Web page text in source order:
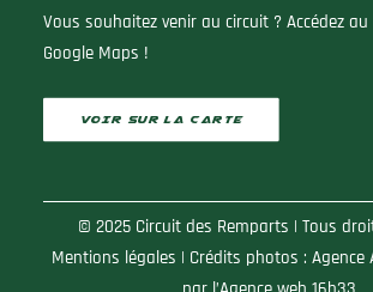
Vous souhaitez venir au circuit ? Accédez au
Google Maps !
VOIR SUR LA CARTE
© 2025 Circuit des Remparts | Tous
Mentions légales | Crédits photos : Agence